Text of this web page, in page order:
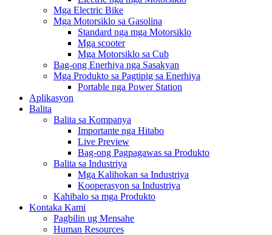
Mga Electric Bike
Mga Motorsiklo sa Gasolina
Standard nga mga Motorsiklo
Mga scooter
Mga Motorsiklo sa Cub
Bag-ong Enerhiya nga Sasakyan
Mga Produkto sa Pagtipig sa Enerhiya
Portable nga Power Station
Aplikasyon
Balita
Balita sa Kompanya
Importante nga Hitabo
Live Preview
Bag-ong Pagpagawas sa Produkto
Balita sa Industriya
Mga Kalihokan sa Industriya
Kooperasyon sa Industriya
Kahibalo sa mga Produkto
Kontaka Kami
Pagbilin ug Mensahe
Human Resources